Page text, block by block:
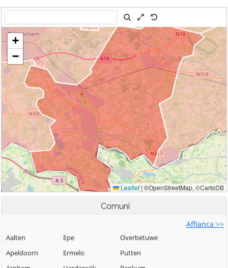
Comuni
Affianca >>
Aalten
Apeldoorn
Epe
Ermelo
Overbetuwe
Putten